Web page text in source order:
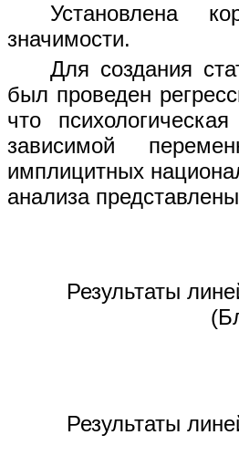
Установлена
значимости.
Для создания
был проведен
что
зависимой
имплицитных
анализа
Результаты
Результаты